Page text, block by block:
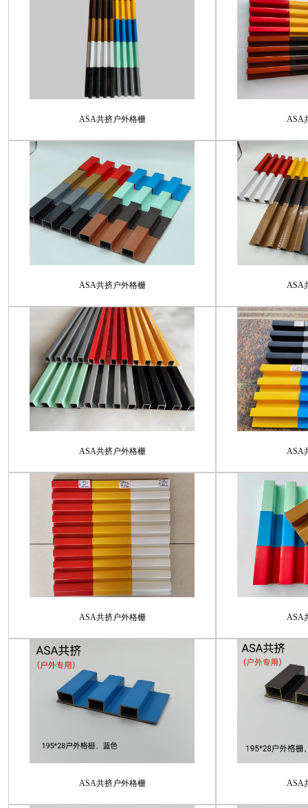
ASA共挤户外格栅 ASA
ASA共挤户外格栅 ASA
ASA共挤户外格栅 ASA
ASA共挤户外格栅 ASA
ASA共挤户外格栅 ASA